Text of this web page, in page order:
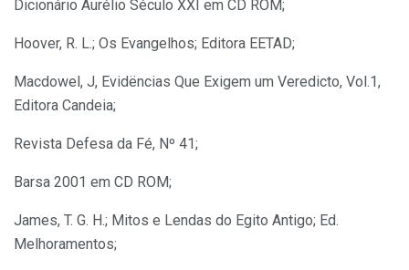
Dicionário Aurélio Século XXI em CD ROM;
Hoover, R. L.; Os Evangelhos; Editora EETAD;
Macdowel, J, Evidëncias Que Exigem um Veredicto, Vol.1,
Editora Candeia;
Revista Defesa da Fé, Nº 41;
Barsa 2001 em CD ROM;
James, T. G. H.; Mitos e Lendas do Egito Antigo; Ed.
Melhoramentos;